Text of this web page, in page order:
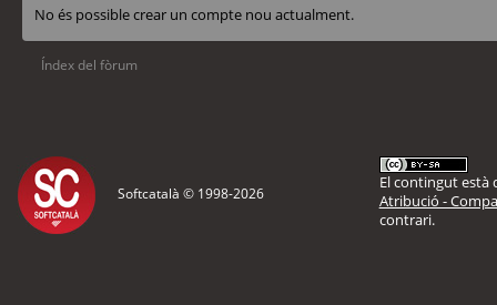
No és possible crear un compte nou actualment.
Índex del fòrum
Softcatalà © 1998-2026
El contingut està
Atribució -
contrari.